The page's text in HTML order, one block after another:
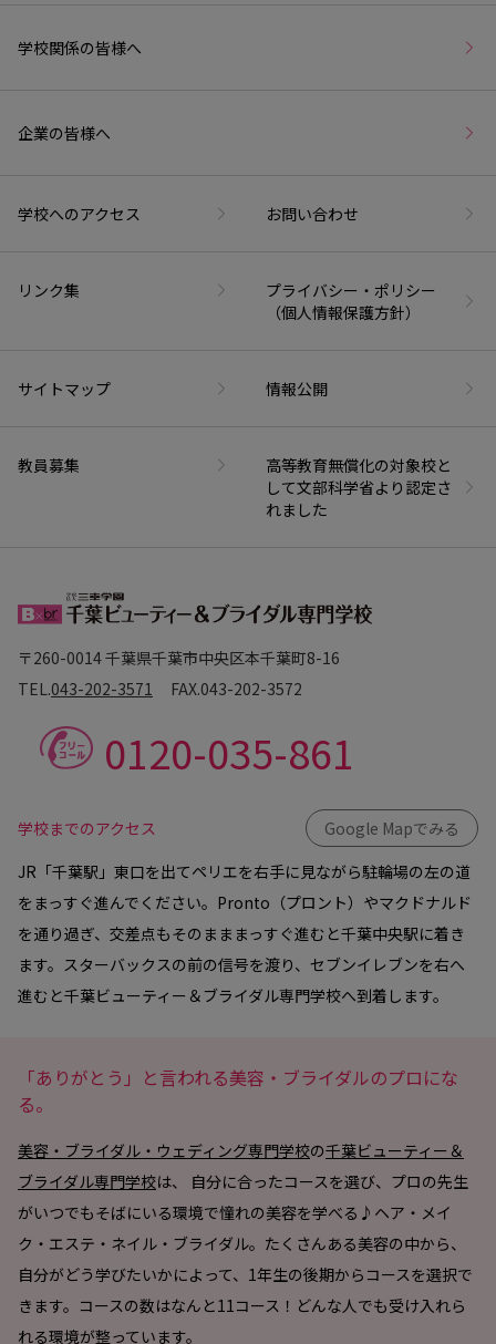
学校関係の皆様へ
企業の皆様へ
学校へのアクセス お問い合わせ
リンク集
プライバシー・ポリシー
（個人情報保護方針）
サイトマップ 情報公開
教員募集
高等教育無償化の対象校と
して文部科学省より認定さ
れました
〒260-0014 千葉県千葉市中央区本千葉町8-16
TEL.043-202-3571 FAX.043-202-3572
0120-035-861
学校までのアクセス
Google Mapでみる
JR「千葉駅」東口を出てペリエを右手に見ながら駐輪場の左の道
をまっすぐ進んでください。Pronto（プロント）やマクドナルド
を通り過ぎ、交差点もそのまままっすぐ進むと千葉中央駅に着き
ます。スターバックスの前の信号を渡り、セブンイレブンを右へ
進むと千葉ビューティー＆ブライダル専門学校へ到着します。
「ありがとう」と言われる美容・ブライダルのプロにな
る。
美容・ブライダル・ウェディング専門学校の千葉ビューティー＆
ブライダル専門学校は、 自分に合ったコースを選び、プロの先生
がいつでもそばにいる環境で憧れの美容を学べる♪ヘア・メイ
ク・エステ・ネイル・ブライダル。たくさんある美容の中から、
自分がどう学びたいかによって、1年生の後期からコースを選択で
きます。コースの数はなんと11コース！どんな人でも受け入れら
れる環境が整っています。